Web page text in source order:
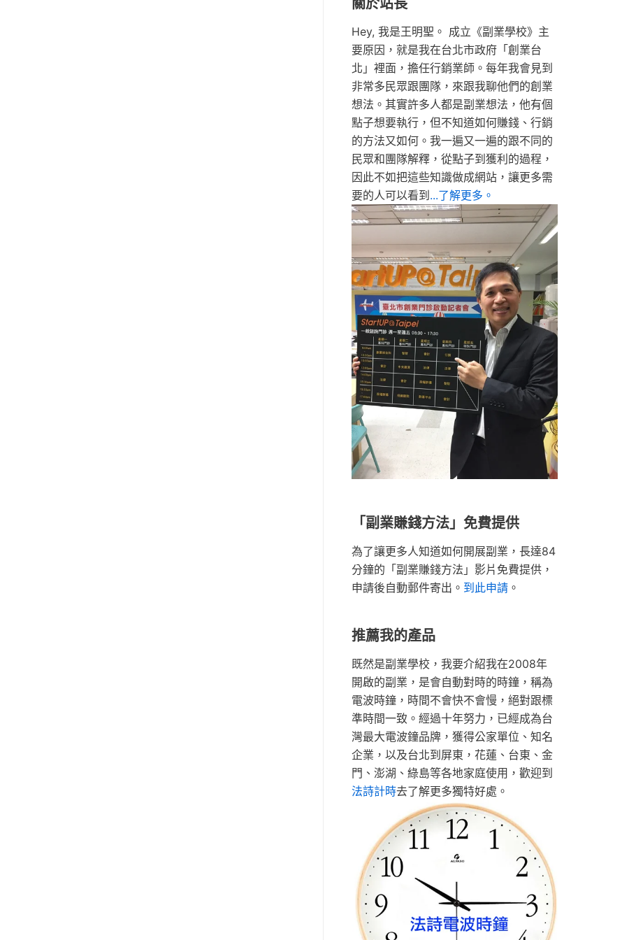
關於站長
Hey, 我是王明聖。 成立《副業學校》主
要原因，就是我在台北市政府「創業台
北」裡面，擔任行銷業師。每年我會見到
非常多民眾跟團隊，來跟我聊他們的創業
想法。其實許多人都是副業想法，他有個
點子想要執行，但不知道如何賺錢、行銷
的方法又如何。我一遍又一遍的跟不同的
民眾和團隊解釋，從點子到獲利的過程，
因此不如把這些知識做成網站，讓更多需
要的人可以看到 ...了解更多。
「副業賺錢方法」免費提供
為了讓更多人知道如何開展副業，長達84
分鐘的「副業賺錢方法」影片免費提供，
申請後自動郵件寄出。 到此申請 。
推薦我的產品
既然是副業學校，我要介紹我在2008年
開啟的副業，是會自動對時的時鐘，稱為
電波時鐘，時間不會快不會慢，絕對跟標
準時間一致。經過十年努力，已經成為台
灣最大電波鐘品牌，獲得公家單位、知名
企業，以及台北到屏東，花蓮、台東、金
門、澎湖、綠島等各地家庭使用，歡迎到
法詩計時去了解更多獨特好處。